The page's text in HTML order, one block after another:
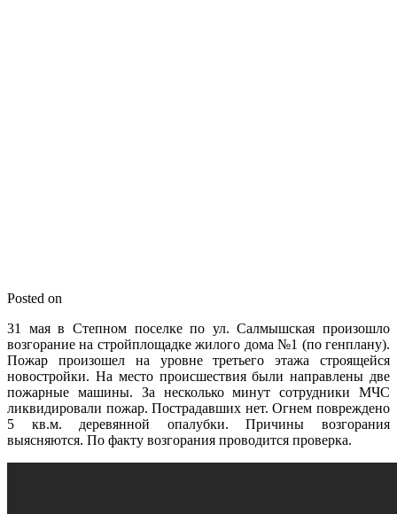
Posted on
31 мая в Степном поселке по ул. Салмышская произошло
возгорание на стройплощадке жилого дома №1 (по генплану).
Пожар произошел на уровне третьего этажа строящейся
новостройки. На место происшествия были направлены две
пожарные машины. За несколько минут сотрудники МЧС
ликвидировали пожар. Пострадавших нет. Огнем повреждено
5 кв.м. деревянной опалубки. Причины возгорания
выясняются. По факту возгорания проводится проверка.